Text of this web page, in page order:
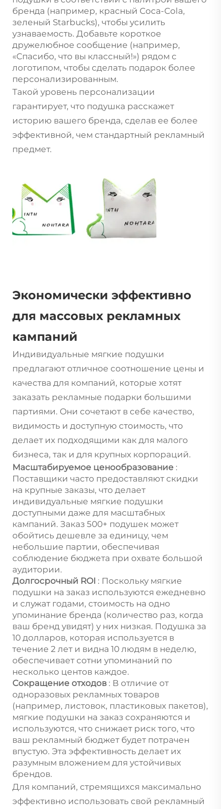
бренда (например, красный Coca-Cola,
зеленый Starbucks), чтобы усилить
узнаваемость. Добавьте короткое
дружелюбное сообщение (например,
«Спасибо, что вы классный!») рядом с
логотипом, чтобы сделать подарок более
персонализированным.
Такой уровень персонализации
гарантирует, что подушка расскажет
историю вашего бренда, сделав ее более
эффективной, чем стандартный рекламный
предмет.
Экономически эффективно
для массовых рекламных
кампаний
Индивидуальные мягкие подушки
предлагают отличное соотношение цены и
качества для компаний, которые хотят
заказать рекламные подарки большими
партиями. Они сочетают в себе качество,
видимость и доступную стоимость, что
делает их подходящими как для малого
бизнеса, так и для крупных корпораций.
Масштабируемое ценообразование :
Поставщики часто предоставляют скидки
на крупные заказы, что делает
индивидуальные мягкие подушки
доступными даже для масштабных
кампаний. Заказ 500+ подушек может
обойтись дешевле за единицу, чем
небольшие партии, обеспечивая
соблюдение бюджета при охвате большой
аудитории.
Долгосрочный ROI : Поскольку мягкие
подушки на заказ используются ежедневно
и служат годами, стоимость на одно
упоминание бренда (количество раз, когда
ваш бренд увидят) у них низкая. Подушка за
10 долларов, которая используется в
течение 2 лет и видна 10 людям в неделю,
обеспечивает сотни упоминаний по
несколько центов каждое.
Сокращение отходов : В отличие от
одноразовых рекламных товаров
(например, листовок, пластиковых пакетов),
мягкие подушки на заказ сохраняются и
используются, что снижает риск того, что
ваш рекламный бюджет будет потрачен
впустую. Эта эффективность делает их
разумным вложением для устойчивых
брендов.
Для компаний, стремящихся максимально
эффективно использовать свой рекламный